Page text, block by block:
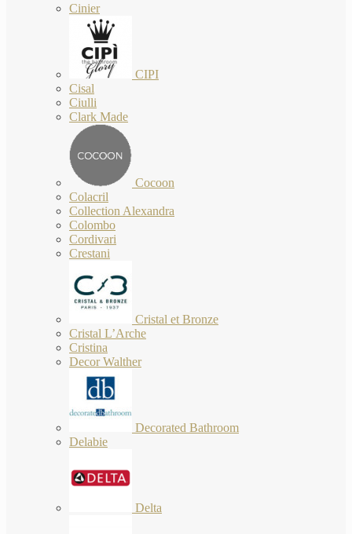
Cinier
CIPI
Cisal
Ciulli
Clark Made
Cocoon
Colacril
Collection Alexandra
Colombo
Cordivari
Crestani
Cristal et Bronze
Cristal L’Arche
Cristina
Decor Walther
Decorated Bathroom
Delabie
Delta